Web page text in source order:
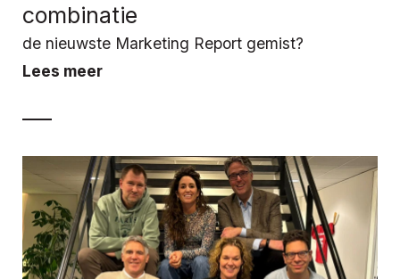
combinatie
de nieuwste Marketing Report gemist?
Lees meer